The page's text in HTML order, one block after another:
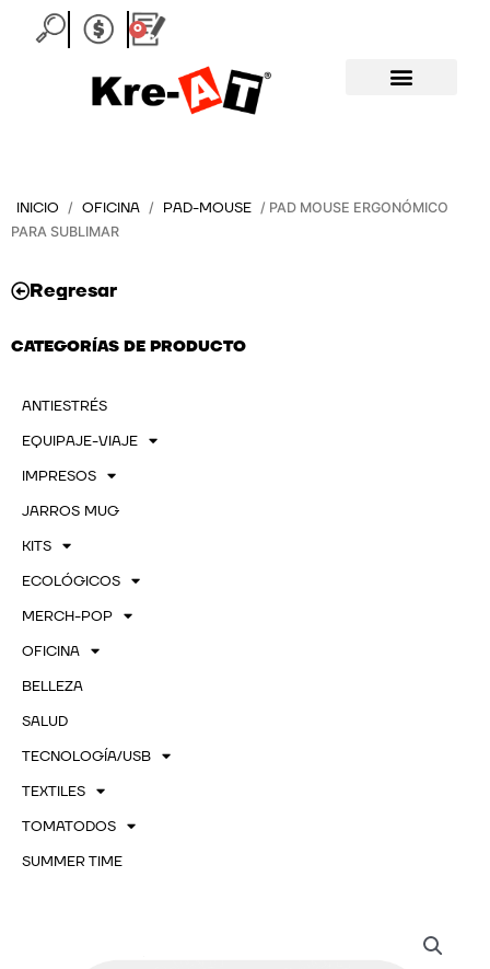
0
Carrito
INICIO / OFICINA / PAD-MOUSE / PAD MOUSE ERGONÓMICO
PARA SUBLIMAR
Regresar
CATEGORÍAS DE PRODUCTO
ANTIESTRÉS
EQUIPAJE-VIAJE
IMPRESOS
JARROS MUG
KITS
ECOLÓGICOS
MERCH-POP
OFICINA
BELLEZA
SALUD
TECNOLOGÍA/USB
TEXTILES
TOMATODOS
SUMMER TIME